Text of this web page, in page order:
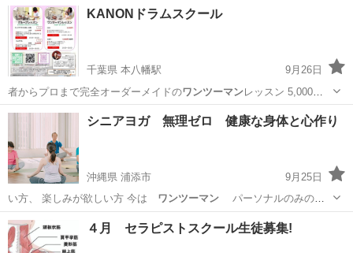
度でも！ ※事前予約制 料金：38,500円（税込） 用意していただく
物：自転車、ヘルメット...
愛知 名古屋市 印場駅 その他
KANONドラムスクール
千葉県 本八幡駅
9月26日
者からプロまで完全オーダーメイドのワンツーマンレッスン 5,000円
／1時間 み…
千葉 市川市 ドラム パーカッション
シニアヨガ 無理ゼロ 健康な身体と心作り
沖縄県 浦添市
9月25日
い方、 楽しみが欲しい方 今は ワンツーマンパーソナルのみの募
集です 1回…
沖縄 スポーツ シニア
４月 セラピストスクール生徒募集!